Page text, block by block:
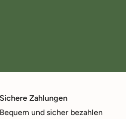
Sichere Zahlungen
Bequem und sicher bezahlen